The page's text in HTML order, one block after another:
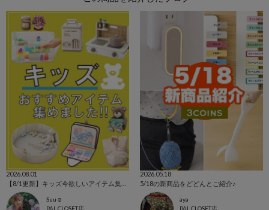
2026.08.01
Suu☺︎
PAL CLOSET店
2026.05.18
5/18の新商品をどどんとご紹介♪
aya
PAL CLOSET店